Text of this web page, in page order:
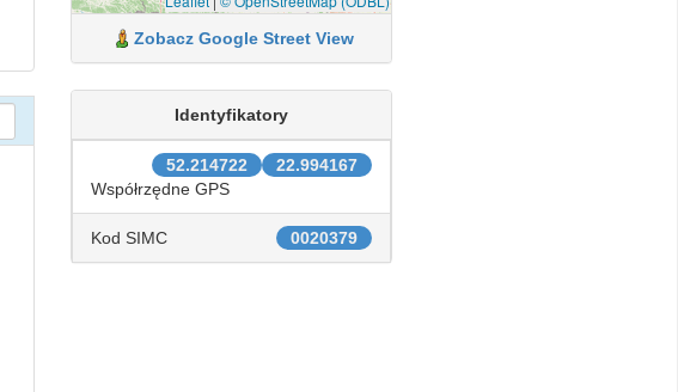
Zobacz Google Street View
Identyfikatory
22.994167
52.214722
Współrzędne GPS
0020379
Kod SIMC